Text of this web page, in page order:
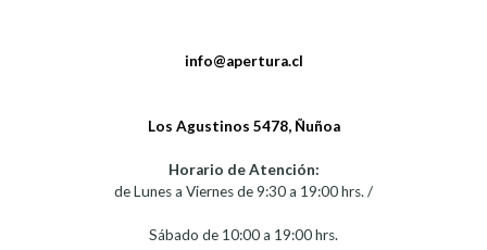
info@apertura.cl
Los Agustinos 5478, Ñuñoa
Horario de Atención:
de Lunes a Viernes de 9:30 a 19:00 hrs. /
Sábado de 10:00 a 19:00 hrs.